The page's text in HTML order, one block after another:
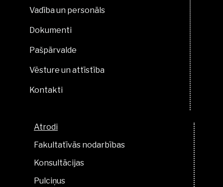
Vadība un personāls
Dokumenti
Pašpārvalde
Vēsture un attīstība
Kontakti
Atrodi
Fakultatīvās nodarbības
Konsultācijas
Pulciņus